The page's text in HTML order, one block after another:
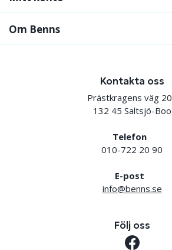
Om Benns
Kontakta oss
Prästkragens väg 20
132 45 Saltsjö-Boo
Telefon
010-722 20 90
E-post
info@benns.se
Följ oss